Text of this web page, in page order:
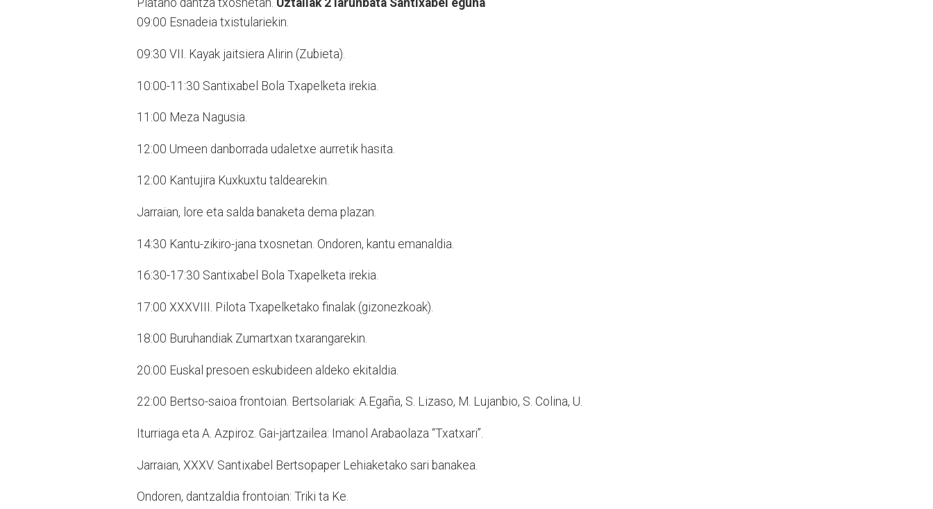
Platano dantza txosnetan. Uztailak 2 larunbata Santixabel eguna
09:00 Esnadeia txistulariekin.
09:30 VII. Kayak jaitsiera Alirin (Zubieta).
10:00-11:30 Santixabel Bola Txapelketa irekia.
11:00 Meza Nagusia.
12:00 Umeen danborrada udaletxe aurretik hasita.
12:00 Kantujira Kuxkuxtu taldearekin.
Jarraian, lore eta salda banaketa dema plazan.
14:30 Kantu-zikiro-jana txosnetan. Ondoren, kantu emanaldia.
16:30-17:30 Santixabel Bola Txapelketa irekia.
17:00 XXXVIII. Pilota Txapelketako finalak (gizonezkoak).
18:00 Buruhandiak Zumartxan txarangarekin.
20:00 Euskal presoen eskubideen aldeko ekitaldia.
22:00 Bertso-saioa frontoian. Bertsolariak: A. Egaña, S. Lizaso, M. Lujanbio, S. Colina, U.
Iturriaga eta A. Azpiroz. Gai-jartzailea: Imanol Arabaolaza “Txatxari”.
Jarraian, XXXV. Santixabel Bertsopaper Lehiaketako sari banakea.
Ondoren, dantzaldia frontoian: Triki ta Ke.